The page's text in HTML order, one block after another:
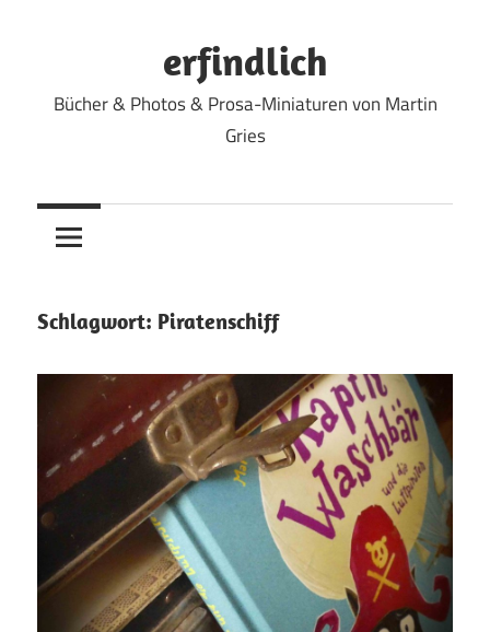
erfindlich
Bücher & Photos & Prosa-Miniaturen von Martin
Gries
Schlagwort: Piratenschiff